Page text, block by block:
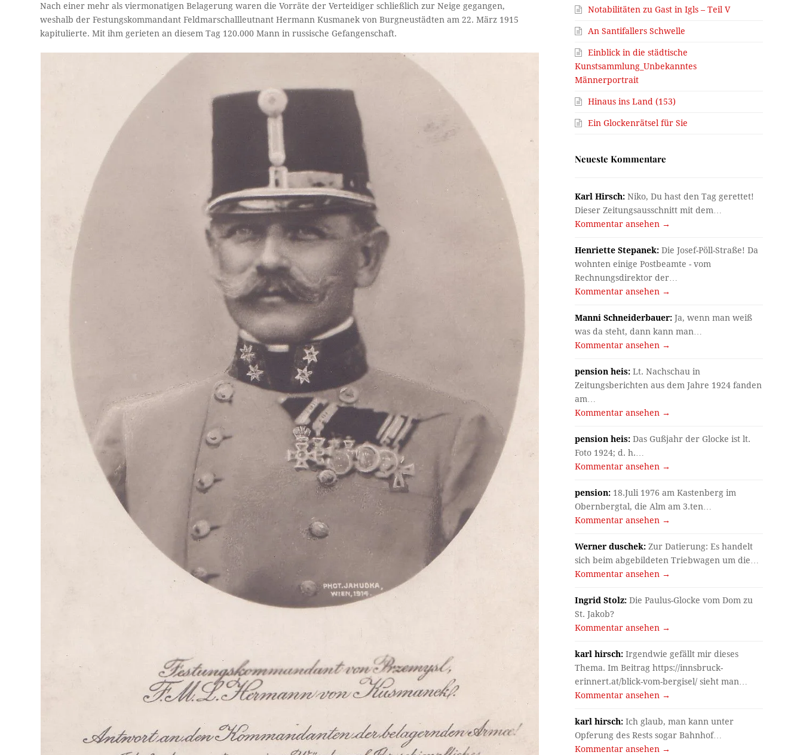
Nach einer mehr als viermonatigen Belagerung waren die Vorräte der Verteidiger schließlich zur Neige gegangen,
weshalb der Festungskommandant Feldmarschallleutnant Hermann Kusmanek von Burgneustädten am 22. März 1915
kapitulierte. Mit ihm gerieten an diesem Tag 120.000 Mann in russische Gefangenschaft.
Notabilitäten zu Gast in Igls – Teil V
An Santifallers Schwelle
Einblick in die städtische
Kunstsammlung_Unbekanntes
Männerportrait
Hinaus ins Land (153)
Ein Glockenrätsel für Sie
Neueste Kommentare
Karl Hirsch: Niko, Du hast den Tag gerettet!
Dieser Zeitungsausschnitt mit dem…
Kommentar ansehen →
Henriette Stepanek: Die Josef-Pöll-Straße! Da
wohnten einige Postbeamte - vom
Rechnungsdirektor der…
Kommentar ansehen →
Manni Schneiderbauer: Ja, wenn man weiß
was da steht, dann kann man…
Kommentar ansehen →
pension heis: Lt. Nachschau in
Zeitungsberichten aus dem Jahre 1924 fanden
am…
Kommentar ansehen →
pension heis: Das Gußjahr der Glocke ist lt.
Foto 1924; d. h.…
Kommentar ansehen →
pension: 18.Juli 1976 am Kastenberg im
Obernbergtal, die Alm am 3.ten…
Kommentar ansehen →
Werner duschek: Zur Datierung: Es handelt
sich beim abgebildeten Triebwagen um die…
Kommentar ansehen →
Ingrid Stolz: Die Paulus-Glocke vom Dom zu
St. Jakob?
Kommentar ansehen →
karl hirsch: Irgendwie gefällt mir dieses
Thema. Im Beitrag https://innsbruck-
erinnert.at/blick-vom-bergisel/ sieht man…
Kommentar ansehen →
karl hirsch: Ich glaub, man kann unter
Opferung des Rests sogar Bahnhof…
Kommentar ansehen →